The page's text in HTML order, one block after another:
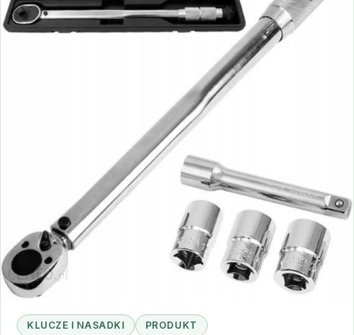
KLUCZE I NASADKI PRODUKT